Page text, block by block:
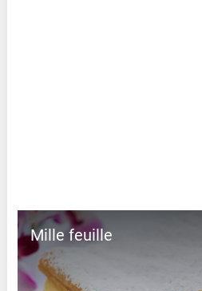
Mille feuille